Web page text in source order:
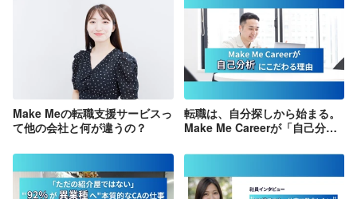
Make Meの転職支援サービスっ
て他の会社と何が違うの？
転職は、自分探しから始まる。
Make Me Careerが「自己分